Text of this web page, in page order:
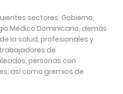
sectores: Gobierno,
Médico Dominicano, demás
la salud, profesionales y
de
personas con
así como gremios de